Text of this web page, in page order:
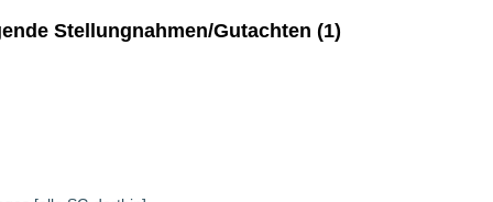
Stellungnahmen/Gutachten (1)